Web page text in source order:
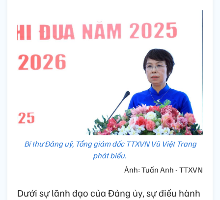
Bí thư Đảng uỷ, Tổng giám đốc TTXVN Vũ Việt Trang
phát biểu.
Ảnh: Tuấn Anh - TTXVN
Dưới sự lãnh đạo của Đảng ủy, sự điều hành